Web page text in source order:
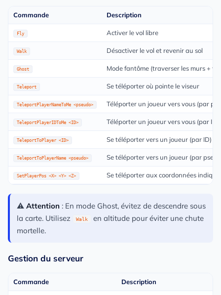
Commande Description
Fly Activer le vol libre
Walk Désactiver le vol et revenir au sol
Ghost Mode fantôme (traverser les murs +
Teleport Se téléporter où pointe le viseur
TeleportPlayerNameToMe <pseudo> Téléporter un joueur vers vous (par
TeleportPlayerIDToMe <ID> Téléporter un joueur vers vous (par ID)
TeleportToPlayer <ID> Se téléporter vers un joueur (par ID)
TeleportToPlayerName <pseudo> Se téléporter vers un joueur (par
SetPlayerPos <X> <Y> <Z> Se téléporter aux coordonnées
⚠️ Attention : En mode Ghost, évitez de descendre sous
la carte. Utilisez
Walk
en altitude pour éviter une chute
mortelle.
Gestion du serveur
Commande Description